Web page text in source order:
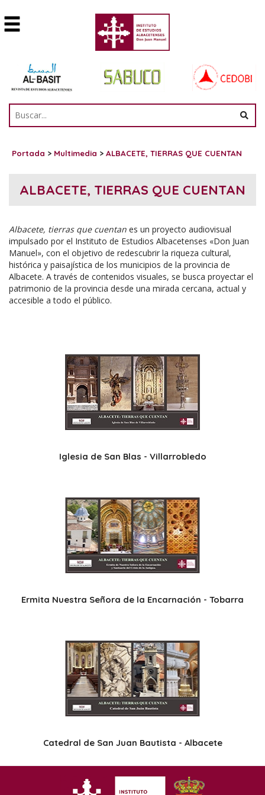
Portada > Multimedia > ALBACETE, TIERRAS QUE CUENTAN
ALBACETE, TIERRAS QUE CUENTAN
Albacete, tierras que cuentan es un proyecto audiovisual
impulsado por el Instituto de Estudios Albacetenses «Don Juan
Manuel», con el objetivo de redescubrir la riqueza cultural,
histórica y paisajística de los municipios de la provincia de
Albacete. A través de contenidos visuales, se busca proyectar el
patrimonio de la provincia desde una mirada cercana, actual y
accesible a todo el público.
Iglesia de San Blas - Villarrobledo
Ermita Nuestra Señora de la Encarnación - Tobarra
Catedral de San Juan Bautista - Albacete